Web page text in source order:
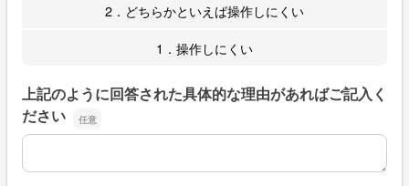
2．どちらかといえば操作しにくい
1．操作しにくい
上記のように回答された具体的な理由があればご記入く
ださい
上記のように回答された具体的な理由があればご記入くだ